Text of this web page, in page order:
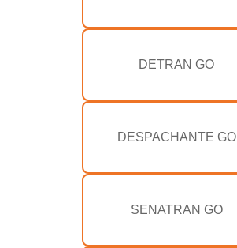
DETRAN GO
DESPACHANTE GO
SENATRAN GO